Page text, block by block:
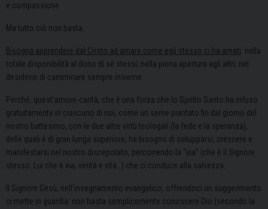
e compassione.
Ma tutto ciò non basta.
Bisogna apprendere dal Cristo ad amare come egli stesso ci ha amati: nella
totale disponibilità al dono di sé stessi; nella piena apertura agli altri; nel
desiderio di camminare sempre insieme.
Perché, quest’amore-carità, che è una forza che lo Spirito Santo ha infuso
gratuitamente in ciascuno di noi, come un seme piantato fin dal giorno del
nostro battesimo, con le due altre virtù teologali (la fede e la speranza),
delle quali è di gran lunga superiore, ha bisogno di svilupparsi, crescere e
manifestarsi nel nostro discepolato, percorrendo la “via” (che è il Signore
stesso: Lui che è via, verità e vita…) che ci conduce alla salvezza.
Il Signore Gesù, nell’insegnamento evangelico, offrendoci un suggerimento
ci mette in guardia: non basta semplicemente conoscere Dio (secondo la